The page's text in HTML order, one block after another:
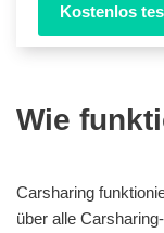
Kostenlos
Wie
Carsharing
über alle